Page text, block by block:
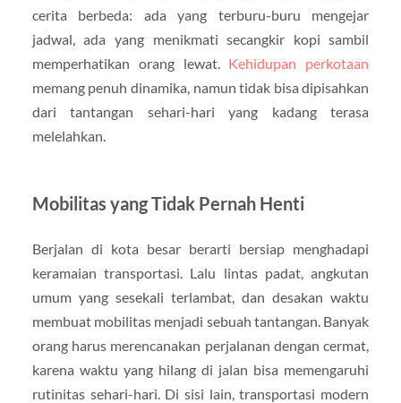
cerita berbeda: ada yang terburu-buru mengejar
jadwal, ada yang menikmati secangkir kopi sambil
memperhatikan orang lewat. Kehidupan perkotaan
memang penuh dinamika, namun tidak bisa dipisahkan
dari tantangan sehari-hari yang kadang terasa
melelahkan.
Mobilitas yang Tidak Pernah Henti
Berjalan di kota besar berarti bersiap menghadapi
keramaian transportasi. Lalu lintas padat, angkutan
umum yang sesekali terlambat, dan desakan waktu
membuat mobilitas menjadi sebuah tantangan. Banyak
orang harus merencanakan perjalanan dengan cermat,
karena waktu yang hilang di jalan bisa memengaruhi
rutinitas sehari-hari. Di sisi lain, transportasi modern